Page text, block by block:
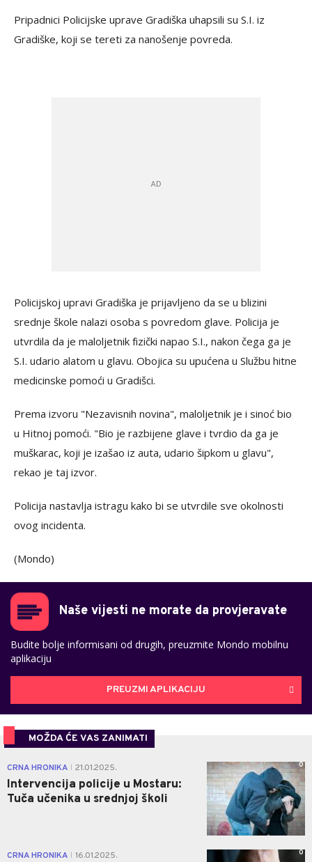
Pripadnici Policijske uprave Gradiška uhapsili su S.I. iz
Gradiške, koji se tereti za nanošenje povreda.
Policijskoj upravi Gradiška je prijavljeno da se u blizini
srednje škole nalazi osoba s povredom glave. Policija je
utvrdila da je maloljetnik fizički napao S.I., nakon čega ga je
S.I. udario alatom u glavu. Obojica su upućena u Službu hitne
medicinske pomoći u Gradišci.
Prema izvoru "Nezavisnih novina", maloljetnik je i sinoć bio
u Hitnoj pomoći. "Bio je razbijene glave i tvrdio da ga je
muškarac, koji je izašao iz auta, udario šipkom u glavu",
rekao je taj izvor.
Policija nastavlja istragu kako bi se utvrdile sve okolnosti
ovog incidenta.
(Mondo)
Naše vijesti ne morate da provjeravate
Budite bolje informisani od drugih, preuzmite Mondo mobilnu
aplikaciju
PREUZMI APLIKACIJU
MOŽDA ĆE VAS ZANIMATI
CRNA HRONIKA 21.01.2025.
Intervencija policije u Mostaru:
Tuča učenika u srednjoj školi
0
CRNA HRONIKA 16.01.2025. 0